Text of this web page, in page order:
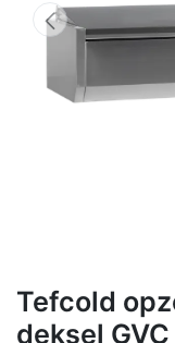
Tefcold
deksel